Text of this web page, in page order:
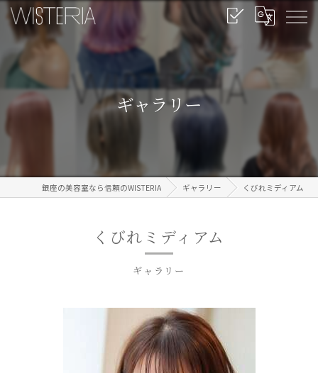
ギャラリー
銀座の美容室なら信頼のWISTERIA ギャラリー くびれミディアム
ギャラリー
くびれミディアム